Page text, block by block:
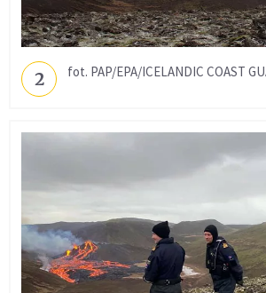
2 fot. PAP/EPA/ICELANDIC COAST